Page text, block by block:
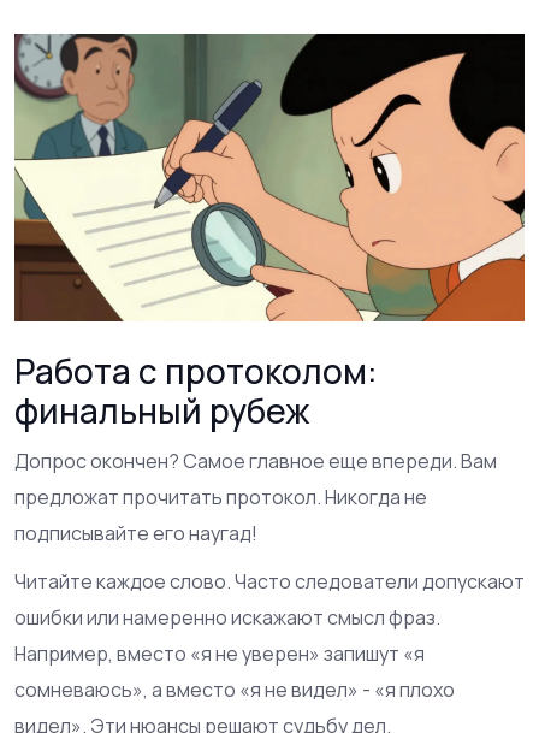
Работа с протоколом:
финальный рубеж
Допрос окончен? Самое главное еще впереди. Вам
предложат прочитать протокол. Никогда не
подписывайте его наугад!
Читайте каждое слово. Часто следователи допускают
ошибки или намеренно искажают смысл фраз.
Например, вместо «я не уверен» запишут «я
сомневаюсь», а вместо «я не видел» - «я плохо
видел». Эти нюансы решают судьбу дел.